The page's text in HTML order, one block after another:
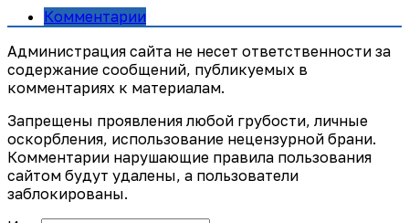
Комментарии
Администрация сайта не несет ответственности за
содержание сообщений, публикуемых в
комментариях к материалам.
Запрещены проявления любой грубости, личные
оскорбления, использование нецензурной брани.
Комментарии нарушающие правила пользования
сайтом будут удалены, а пользователи
заблокированы.